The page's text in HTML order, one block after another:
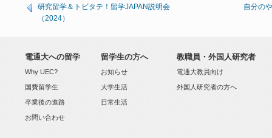
研究留学＆トビタテ！留学JAPAN説明会
（2024）
自分の
電通大への留学
Why UEC?
国費留学生
卒業後の進路
お問い合わせ
留学生の方へ
お知らせ
大学生活
日常生活
教職員・外国人研究者
電通大教員向け
外国人研究者の方へ